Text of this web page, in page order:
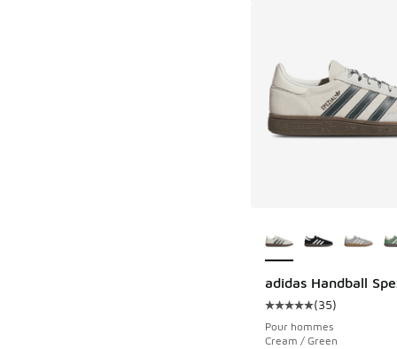
adidas Handball
Cote moyenne du
(35)
Pour hommes
Cream / Green